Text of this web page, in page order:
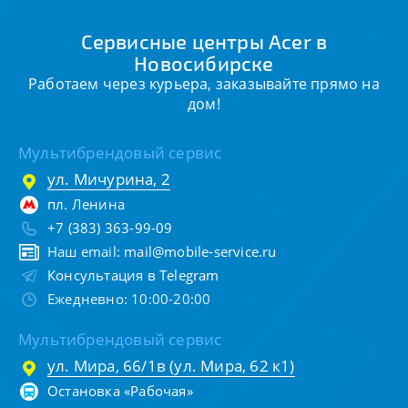
Сервисные центры Acer в
Новосибирске
Работаем через курьера, заказывайте прямо на
дом!
Мультибрендовый сервис
ул. Мичурина, 2
пл. Ленина
+7 (383) 363-99-09
Наш email: mail@mobile-service.ru
Консультация в Telegram
Ежедневно: 10:00-20:00
Мультибрендовый сервис
ул. Мира, 66/1в (ул. Мира, 62 к1)
Остановка «Рабочая»